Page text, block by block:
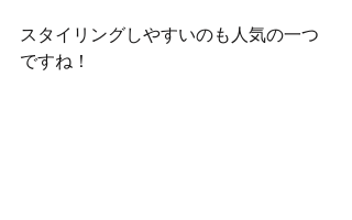
スタイリングしやすいのも人気の一つ
ですね！